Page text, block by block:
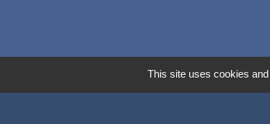
This site uses cookies